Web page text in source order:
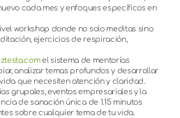
cada mes y enfoques específicos en
workshop donde no solo meditas sino
ejercicios de respiración,
el sistema de mentorías
analizar temas profundos y desarrollar
que necesiten atención y claridad.
grupales, eventos empresariales y la
de sanación única de 1.15 minutos
sobre cualquier tema de tu vida.